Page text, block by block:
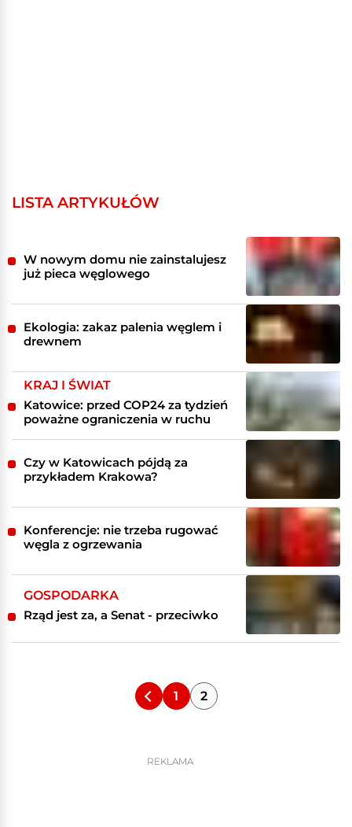
LISTA ARTYKUŁÓW
W nowym domu nie zainstalujesz
już pieca węglowego
Ekologia: zakaz palenia węglem i
drewnem
KRAJ I ŚWIAT
Katowice: przed COP24 za tydzień
poważne ograniczenia w ruchu
Czy w Katowicach pójdą za
przykładem Krakowa?
Konferencje: nie trzeba rugować
węgla z ogrzewania
GOSPODARKA
Rząd jest za, a Senat - przeciwko
1 2
REKLAMA